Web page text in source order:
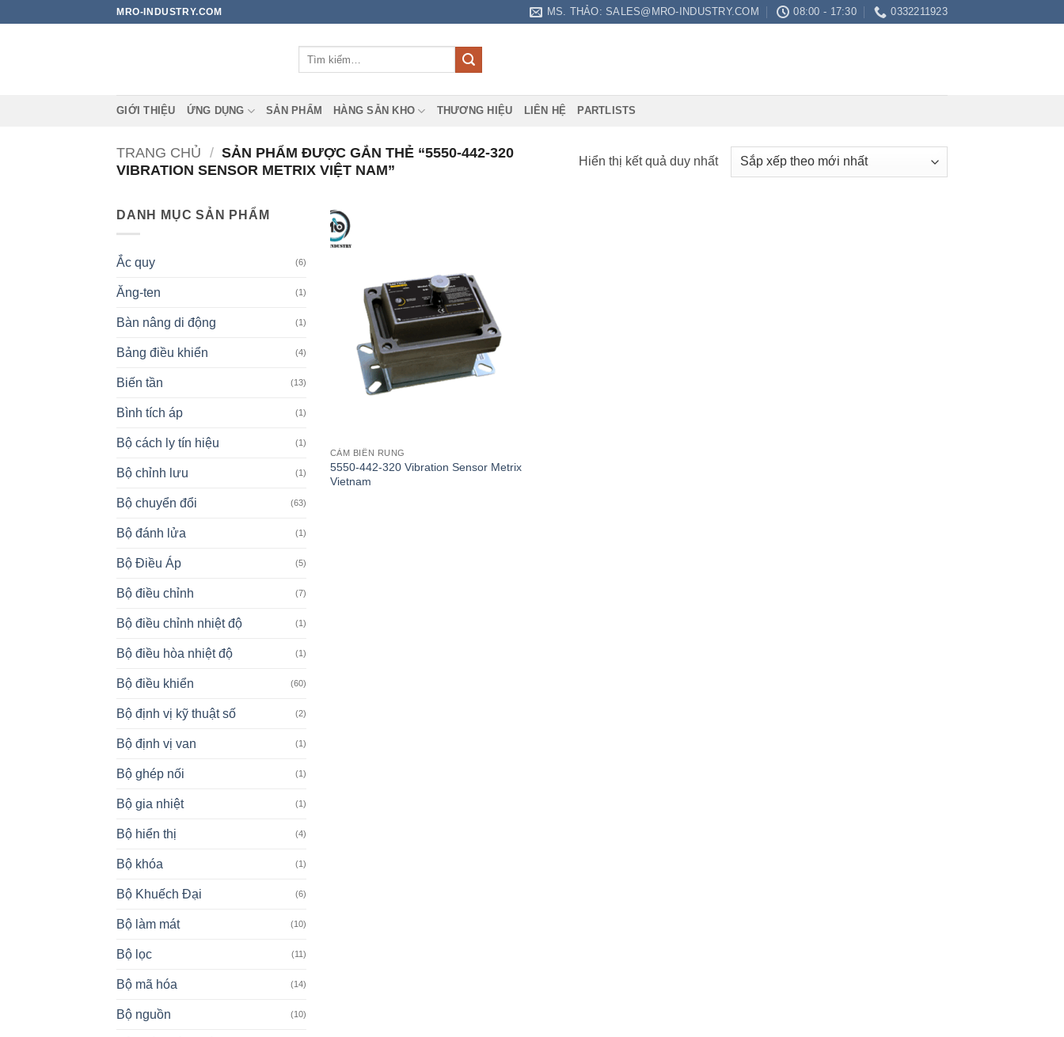
MRO-INDUSTRY.COM MS. THẢO: SALES@MRO-INDUSTRY.COM 08:00 - 17:30 0332211923
GIỚI THIỆU ỨNG DỤNG SẢN PHẨM HÀNG SẴN KHO THƯƠNG HIỆU LIÊN HỆ PARTLISTS
TRANG CHỦ / SẢN PHẨM ĐƯỢC GẮN THẺ “5550-442-320
VIBRATION SENSOR METRIX VIỆT NAM”
Hiển thị kết quả duy nhất
DANH MỤC SẢN PHẨM
Ắc quy (6)
Ăng-ten (1)
Bàn nâng di động (1)
Bảng điều khiển (4)
Biến tần (13)
Bình tích áp (1)
Bộ cách ly tín hiệu (1)
Bộ chỉnh lưu (1)
Bộ chuyển đổi (63)
Bộ đánh lửa (1)
Bộ Điều Áp (5)
Bộ điều chỉnh (7)
Bộ điều chỉnh nhiệt độ (1)
Bộ điều hòa nhiệt độ (1)
Bộ điều khiển (60)
Bộ định vị kỹ thuật số (2)
Bộ định vị van (1)
Bộ ghép nối (1)
Bộ gia nhiệt (1)
Bộ hiển thị (4)
Bộ khóa (1)
Bộ Khuếch Đại (6)
Bộ làm mát (10)
Bộ lọc (11)
Bộ mã hóa (14)
Bộ nguồn (10)
CẢM BIÊN RUNG
5550-442-320 Vibration Sensor Metrix
Vietnam